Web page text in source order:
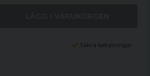
Säkra betalningar